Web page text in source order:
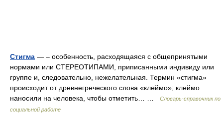
Стигма — – особенность, расходящаяся с общепринятыми
нормами или СТЕРЕОТИПАМИ, приписанными индивиду или
группе и, следовательно, нежелательная. Термин «стигма»
происходит от древнегреческого слова «клеймо»; клеймо
наносили на человека, чтобы отметить… …
Словарь-справочник по
социальной работе